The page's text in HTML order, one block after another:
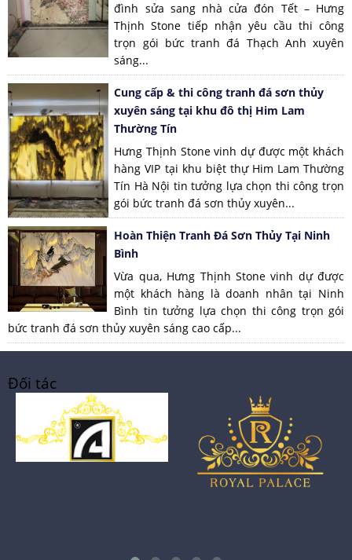
đình sửa sang nhà cửa đón Tết – Hưng
Thịnh Stone tiếp nhận yêu cầu thi công
trọn gói bức tranh đá Thạch Anh xuyên
sáng...
Cung cấp & thi công tranh đá sơn thủy
xuyên sáng tại khu đô thị Him Lam
Thường Tín
Hưng Thịnh Stone vinh dự được một khách
hàng VIP tại khu biệt thự Him Lam Thường
Tín Hà Nội tin tưởng lựa chọn thi công trọn
gói bức tranh đá sơn thủy xuyên...
Hoàn Thiện Tranh Đá Sơn Thủy Tại Ninh
Bình
Vừa qua, Hưng Thịnh Stone vinh dự được
một khách hàng là doanh nhân tại Ninh
Bình tin tưởng lựa chọn thi công trọn gói
bức tranh đá sơn thủy xuyên sáng cao cấp...
Đối tác